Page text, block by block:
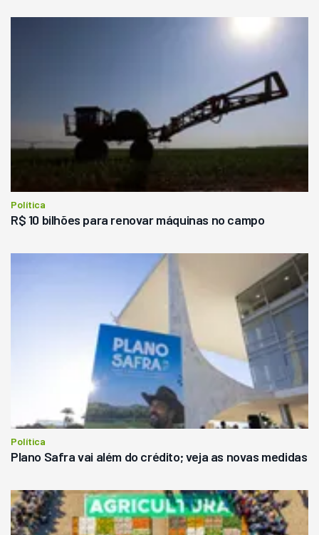
Política
R$ 10 bilhões para renovar máquinas no campo
Política
Plano Safra vai além do crédito; veja as novas medidas